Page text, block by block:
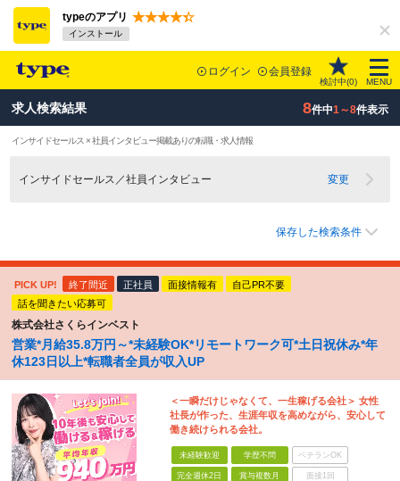
typeのアプリ
インストール
ログイン 会員登録
検討中(0) MENU
求人検索結果 8件中1～8件表示
インサイドセールス × 社員インタビュー掲載ありの転職・求人情報
インサイドセールス／社員インタビュー 変更
保存した検索条件
PICK UP! 終了間近 正社員 面接情報有
自己PR不要
話を聞きたい応募可
株式会社さくらインベスト
営業*月給35.8万円～*未経験OK*リモートワーク可*土日祝休み*年
休123日以上*転職者全員が収入UP
＜一瞬だけじゃなくて、一生稼げる会社＞ 女性
社長が作った、生涯年収を高めながら、安心して
働き続けられる会社。
未経験歓迎 学歴不問 ベテランOK
完全週休2日 賞与複数月 面接1回